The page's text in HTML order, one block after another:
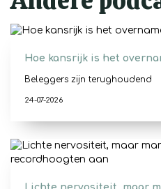
Hoe kansrijk is het
Beleggers zijn terughoudend
24-07-2026